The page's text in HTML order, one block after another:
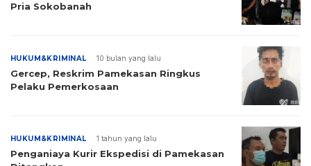
Pria Sokobanah
HUKUM&KRIMINAL 10 bulan yang lalu
Gercep, Reskrim Pamekasan Ringkus
Pelaku Pemerkosaan
HUKUM&KRIMINAL 1 tahun yang lalu
Penganiaya Kurir Ekspedisi di Pamekasan